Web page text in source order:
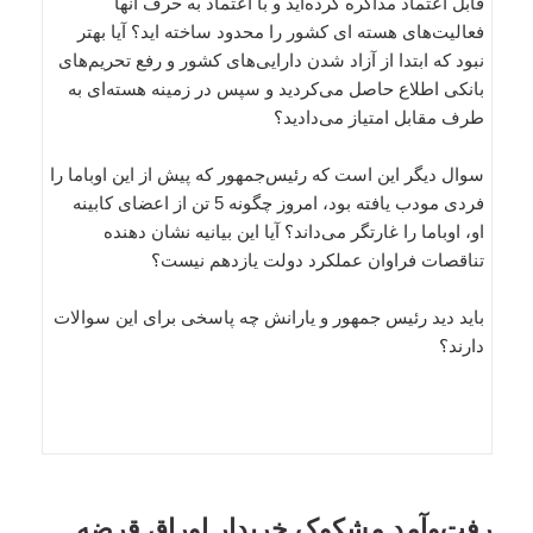
فعالیت‌های هسته ای کشور را محدود ساخته اید؟ آیا بهتر
نبود که ابتدا از آزاد شدن دارایی‌های کشور و رفع تحریم‌های
بانکی اطلاع حاصل می‌کردید و سپس در زمینه هسته‌ای به
طرف مقابل امتیاز می‌دادید؟
سوال دیگر این است که رئیس‌جمهور که پیش از این اوباما را
فردی مودب یافته بود، امروز چگونه 5 تن از اعضای کابینه
او، اوباما را غارتگر می‌داند؟ آیا این بیانیه نشان دهنده
تناقصات فراوان عملکرد دولت یازدهم نیست؟
باید دید رئیس جمهور و یارانش چه پاسخی برای این سوالات
دارند؟